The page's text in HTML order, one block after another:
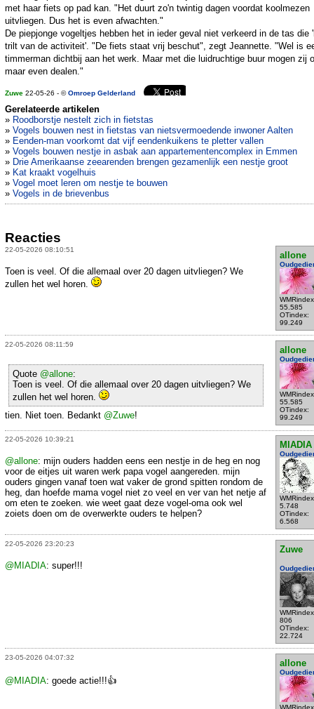
met haar fiets op pad kan. "Het duurt zo'n twintig dagen voordat koolmezen
uitvliegen. Dus het is even afwachten."
De piepjonge vogeltjes hebben het in ieder geval niet verkeerd in de tas die
trilt van de activiteit'. "De fiets staat vrij beschut", zegt Jeannette. "Wel is
timmerman dichtbij aan het werk. Maar met die luidruchtige buur mogen zij
maar even dealen."
Zuwe 22-05-26 - ©Omroep Gelderland
Gerelateerde artikelen
» Roodborstje nestelt zich in fietstas
» Vogels bouwen nest in fietstas van nietsvermoedende inwoner Aalten
» Eenden-man voorkomt dat vijf eendenkuikens te pletter vallen
» Vogels bouwen nestje in asbak aan appartementencomplex in Emmen
» Drie Amerikaanse zeearenden brengen gezamenlijk een nestje groot
» Kat kraakt vogelhuis
» Vogel moet leren om nestje te bouwen
» Vogels in de brievenbus
Reacties
22-05-2026 08:10:51
allone
55.585
OTindex:
99.249
Toen is veel. Of die allemaal over 20 dagen uitvliegen? We
zullen het wel horen.
22-05-2026 08:11:59
allone
55.585
OTindex:
99.249
Quote @allone:
Toen is veel. Of die allemaal over 20 dagen uitvliegen? We
zullen het wel horen.
tien. Niet toen. Bedankt @Zuwe!
22-05-2026 10:39:21
MIADIA
5.748
OTindex:
6.568
@allone: mijn ouders hadden eens een nestje in de heg en nog
voor de eitjes uit waren werk papa vogel aangereden. mijn
ouders gingen vanaf toen wat vaker de grond spitten rondom de
heg, dan hoefde mama vogel niet zo veel en ver van het netje af
om eten te zoeken. wie weet gaat deze vogel-oma ook wel
zoiets doen om de overwerkte ouders te helpen?
22-05-2026 23:20:23
Zuwe
806
OTindex:
22.724
@MIADIA: super!!!
23-05-2026 04:07:32
allone
@MIADIA: goede actie!!!👍